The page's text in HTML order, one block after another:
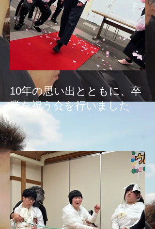
10年の思い出とともに、卒
業を祝う会を行いました